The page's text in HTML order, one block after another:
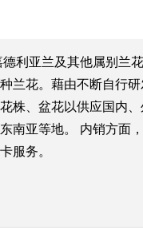
利亚兰及其他属别
兰花。藉由不断自行
株、盆花以供应国内
亚等地。 内销方面
服务。